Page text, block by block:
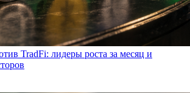
TradFi: лидеры роста за месяц и